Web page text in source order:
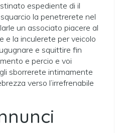
espediente di il
la penetrerete nel
un associato piacere al
e la inculerete per veicolo
e squittire fin
e percio e voi
sborrerete intimamente
verso l’irrefrenabile